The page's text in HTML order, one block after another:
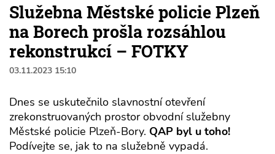
Služebna Městské policie Plzeň
na Borech prošla rozsáhlou
rekonstrukcí – FOTKY
03.11.2023 15:10
Dnes se uskutečnilo slavnostní otevření
zrekonstruovaných prostor obvodní služebny
Městské policie Plzeň-Bory. QAP byl u toho!
Podívejte se, jak to na služebně vypadá.